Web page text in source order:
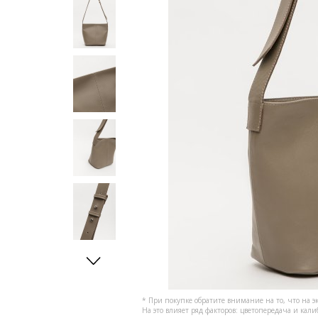
* При покупке обратите внимание на то, что на
На это влияет ряд факторов: цветопередача и